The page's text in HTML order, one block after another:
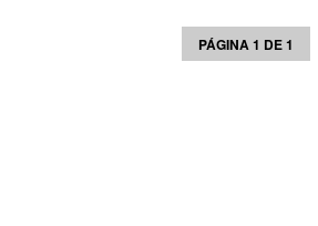
PÁGINA 1 DE 1